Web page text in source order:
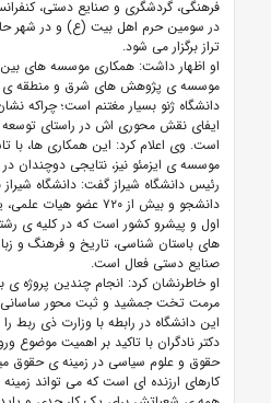
فرهنگی، گردشگری و صنایع دستی،
در سومین حرم اهل بیت (ع) و در شهر
تراز برگزار می شود.
او اظهار داشت: همکاری موسسه های بین
موسسه ی پژوهش های شرق و منطقه ی
دانشگاه ژنو بسیار مغتنم است؛ چراکه
ایفای نقش محوری اش در راستای
است. وی اعلام کرد: این همکاری ها، با
موسسه ی ایزمئو نیز، نتایجی دوچندان
دانشجو و بیش از ۷۲۰ عضو
اول و پیشرو کشور است که در کلیه ی
های باستان شناسی، تاریخ و فرهنگ و
صنایع دستی فعال است.
او خاطرنشان کرد: انجام چندین پروژه
مرمت تخت جمشید و ثبت محور ساسانی
این دانشگاه در رابطه با وزارت ذی ربط
دکتر نادگران با تاکید بر اهمیت موضوع
حقوق و علوم سیاسی در زمینه ی حقوق
کارهای ارزنده ای است که می تواند زمینه